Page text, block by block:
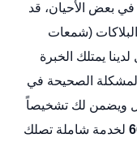
في بعض الأحيان، قد
(شمعات
يمتلك الخبرة
الصحيحة في
ويضمن لك تشخيصاً
لخدمة شاملة تصلك